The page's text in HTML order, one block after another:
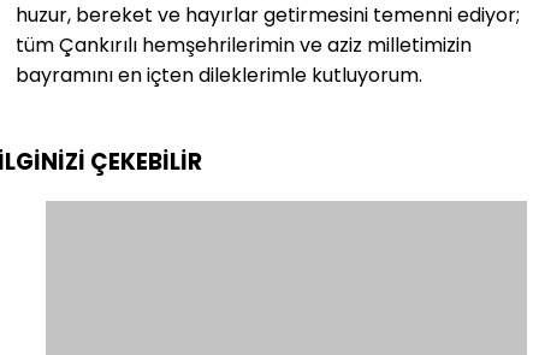
huzur, bereket ve hayırlar getirmesini temenni ediyor;
tümÇankırılı hemşehrileriminve aziz milletimizin
bayramını en içten dileklerimle kutluyorum.
ÇEKEBİLİR